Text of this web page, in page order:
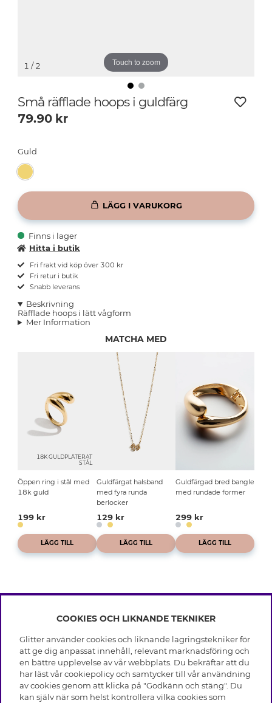
Touch to zoom
1 / 2
Små räfflade hoops i guldfärg
79.90 kr
Guld
LÄGG I VARUKORG
Finns i lager
Hitta i butik
Fri frakt vid köp över 300 kr
Fri retur i butik
Snabb leverans
Beskrivning
Räfflade hoops i lätt vågform
Mer Information
MATCHA MED
18K GULDPLÄTERAT
STÅL
Öppen ring i stål med
18k guld
199 kr
LÄGG TILL
Guldfärgat halsband
med fyra runda
berlocker
129 kr
LÄGG TILL
Guldfärgad bred bangle
med rundade former
299 kr
LÄGG TILL
INFO
Leverans
Villkor
Integritetspolicy
Cookies
Medlemsvillkor
OM GLITTER
Black Friday
Våra butiker
HJÄLP
COOKIES OCH LIKNANDE TEKNIKER
Glitter använder cookies och liknande lagringstekniker för
att ge dig anpassat innehåll, relevant marknadsföring och
en bättre upplevelse av vår webbplats. Du bekräftar att du
har läst vår cookiepolicy och samtycker till vår användning
av cookies genom att klicka på "Godkänn och stäng". Du
kan själv när som helst kontrollera vilka cookies som